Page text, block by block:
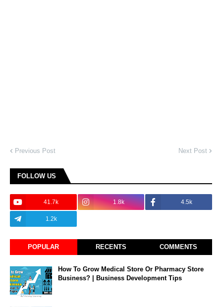
Previous Post Next Post
FOLLOW US
41.7k 1.8k 4.5k
1.2k
POPULAR RECENTS COMMENTS
How To Grow Medical Store Or Pharmacy Store
Business? | Business Development Tips